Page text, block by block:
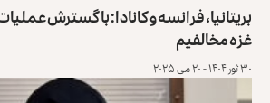
بریتانیا، فرانسه و کانادا: با گسترش
غزه مخالفیم
۳۰ ثور ۱۴۰۴ - ۲۰ می ۲۰۲۵